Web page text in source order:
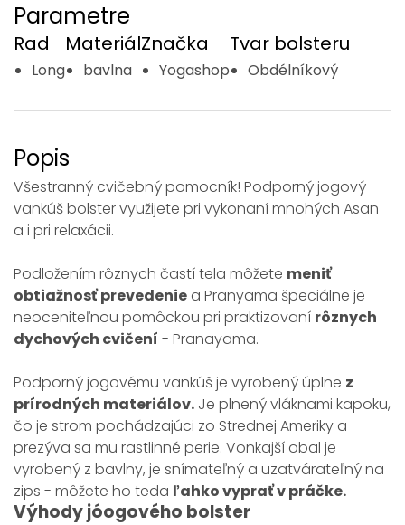
Parametre
Rad
Long
Materiál
bavlna
Značka
Yogashop
Tvar bolsteru
Obdélníkový
Popis
Všestranný cvičebný pomocník! Podporný jogový
vankúš bolster využijete pri vykonaní mnohých Asan
a i pri relaxácii.
Podložením rôznych častí tela môžete meniť
obtiažnosť prevedenie a Pranyama špeciálne je
neoceniteľnou pomôckou pri praktizovaní rôznych
dychových cvičení - Pranayama.
Podporný jogovému vankúš je vyrobený úplne z
prírodných materiálov. Je plnený vláknami kapoku,
čo je strom pochádzajúci zo Strednej Ameriky a
prezýva sa mu rastlinné perie. Vonkajší obal je
vyrobený z bavlny, je snímateľný a uzatvárateľný na
zips - môžete ho teda ľahko vyprať v práčke.
Výhody jóogového bolster